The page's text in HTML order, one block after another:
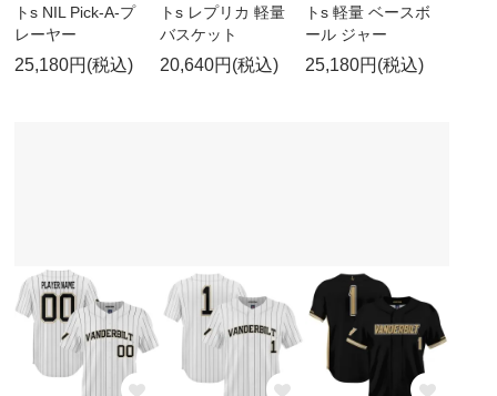
トs NIL Pick-A-プ
レーヤー
25,180円(税込)
トs レプリカ 軽量
バスケット
20,640円(税込)
トs 軽量 ベースボ
ール ジャー
25,180円(税込)